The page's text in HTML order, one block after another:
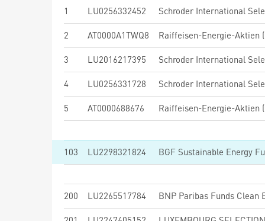
1
LU0256332452
2 AT0000A1TWQ8 Raiffeisen-Energie-Aktien
3 LU2016217395
4 LU0256331728
5 AT0000688676 Raiffeisen-Energie-Aktien
103 LU2298321824 BGF Sustainable Energy
200 LU2265517784